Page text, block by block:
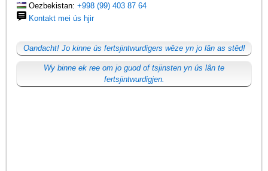
Oezbekistan:+998 (99) 403 87 64
Kontakt mei ús hjir
Oandacht! Jo kinne ús fertsjintwurdigers wêze yn jo lân as stêd!
Wy binne ek ree om jo guod of tsjinsten yn ús lân te
fertsjintwurdigjen.